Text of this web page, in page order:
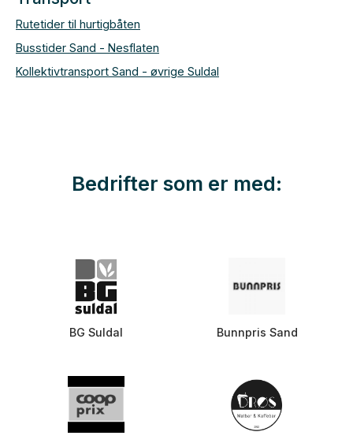
Rutetider til hurtigbåten
Busstider Sand - Nesflaten
Kollektivtransport Sand - øvrige Suldal
Bedrifter som er med:
BG Suldal Bunnpris Sand